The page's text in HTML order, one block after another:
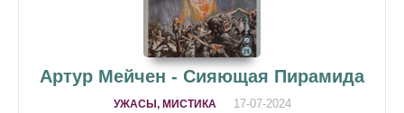
Артур Мейчен - Сияющая Пирамида
УЖАСЫ, МИСТИКА 17-07-2024